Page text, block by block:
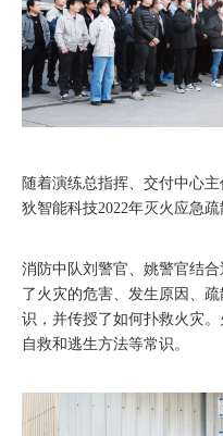
随着演练总指挥、交付中心
狄智能科技2022年灭火应急疏
消防中队刘警官、姚警官结
了火灾的危害、发生原因、
识，并传授了如何扑救火灾
自救和逃生方法等常识。